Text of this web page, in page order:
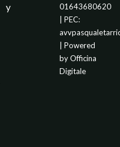
y
01643680620
| PEC:
| Powered
byOfficina
Digitale